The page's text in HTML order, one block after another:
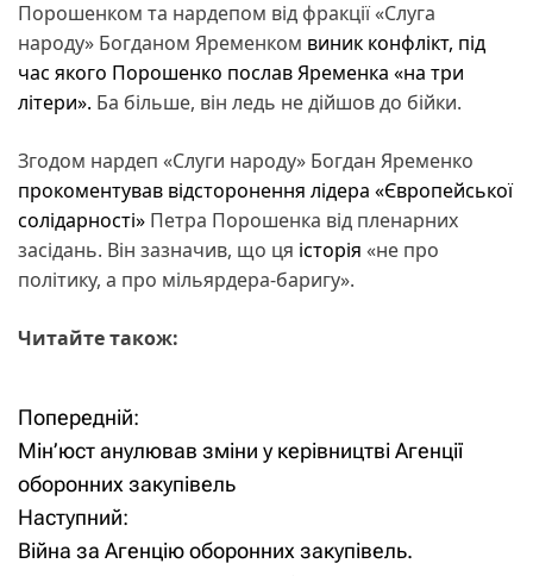
Порошенком та нардепом від фракції «Слуга
народу» Богданом Яременком виник конфлікт, під
час якого Порошенко послав Яременка «на три
літери». Ба більше, він ледь не дійшов до бійки.
Згодом нардеп «Слуги народу» Богдан Яременко
прокоментував відсторонення лідера «Європейської
солідарності» Петра Порошенка від пленарних
засідань. Він зазначив, що ця історія «не про
політику, а про мільярдера-баригу».
Читайте також:
Н
а
в
Попередній:
Мін’юст анулював зміни у керівництві Агенції
оборонних закупівель
Наступний:
Війна за Агенцію оборонних закупівель.